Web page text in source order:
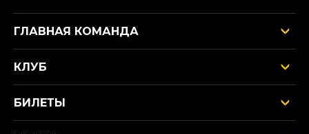
ГЛАВНАЯ КОМАНДА
КЛУБ
БИЛЕТЫ